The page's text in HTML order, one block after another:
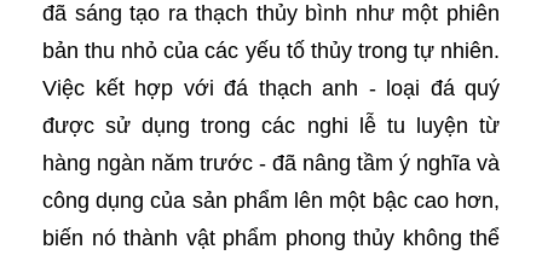
đã sáng tạo ra thạch thủy bình như một phiên
bản thu nhỏ của các yếu tố thủy trong tự nhiên.
Việc kết hợp với đá thạch anh - loại đá quý
được sử dụng trong các nghi lễ tu luyện từ
hàng ngàn năm trước - đã nâng tầm ý nghĩa và
công dụng của sản phẩm lên một bậc cao hơn,
biến nó thành vật phẩm phong thủy không thể